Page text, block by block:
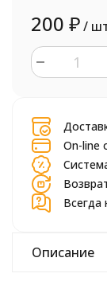
200 ₽/
On-line
Всегда
Описание